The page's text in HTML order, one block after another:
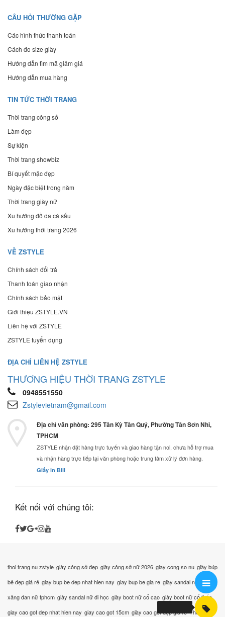
CÂU HỎI THƯỜNG GẶP
Các hình thức thanh toán
Cách đo size giày
Hướng dẫn tìm mã giảm giá
Hướng dẫn mua hàng
TIN TỨC THỜI TRANG
Thời trang công sở
Làm đẹp
Sự kiện
Thời trang showbiz
Bí quyết mặc đẹp
Ngày đặc biệt trong năm
Thời trang giày nữ
Xu hướng đồ da cá sấu
Xu hướng thời trang 2026
VỀ ZSTYLE
Chính sách đổi trả
Thanh toán giao nhận
Chính sách bảo mật
Giới thiệu ZSTYLE.VN
Liên hệ với ZSTYLE
ZSTYLE tuyển dụng
ĐỊA CHỈ LIÊN HỆ ZSTYLE
THƯƠNG HIỆU THỜI TRANG ZSTYLE
0948551550
Zstylevietnam@gmail.com
Địa chỉ văn phòng: 295 Tân Kỳ Tân Quý, Phường Tân Sơn Nhì,
TPHCM
ZSTYLE nhận đặt hàng trực tuyến và giao hàng tận nơi, chưa hỗ trợ mua
và nhận hàng trực tiếp tại văn phòng hoặc trung tâm xử lý đơn hàng.
Giấy in Bill
Kết nối với chúng tôi:
thoi trang nu zstyle giày công sở đẹp giày công sở nữ 2026 giay cong so nu giày búp
bê đẹp giá rẻ giay bup be dep nhat hien nay giay bup be gia re giày sandal nữ
giày
xăng đan nữ tphcm giày sandal nữ đi học giày boot nữ cổ cao giày boot nữ cổ thấp
giay cao got dep nhat hien nay giay cao got 15cm giày cao gót đẹp giá rẻ Thời trang